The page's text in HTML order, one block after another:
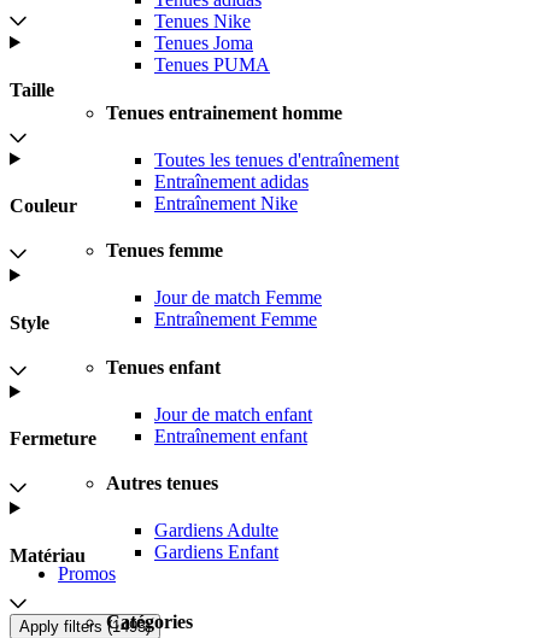
Tenues Nike
Tenues Joma
Tenues PUMA
Tenues entrainement homme
Toutes les tenues d'entraînement
Entraînement adidas
Entraînement Nike
Tenues femme
Jour de match Femme
Entraînement Femme
Tenues enfant
Jour de match enfant
Entraînement enfant
Autres tenues
Gardiens Adulte
Gardiens Enfant
Promos
Catégories
Taille
Couleur
Style
Fermeture
Matériau
Apply filters (1493)